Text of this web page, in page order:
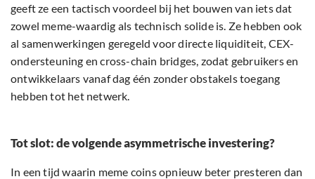
geeft ze een tactisch voordeel bij het bouwen van iets dat
zowel meme-waardig als technisch solide is. Ze hebben ook
al samenwerkingen geregeld voor directe liquiditeit, CEX-
ondersteuning en cross-chain bridges, zodat gebruikers en
ontwikkelaars vanaf dag één zonder obstakels toegang
hebben tot het netwerk.
Tot slot: de volgende asymmetrische investering?
In een tijd waarin meme coins opnieuw beter presteren dan